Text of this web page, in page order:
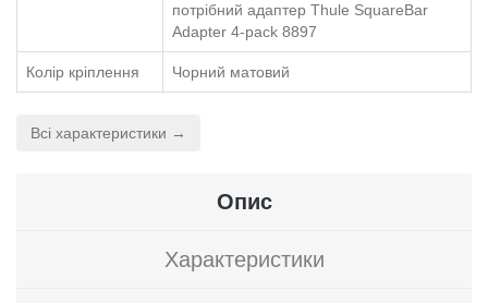
потрібний адаптер Thule SquareBar
Adapter 4-pack 8897
Колір кріплення Чорний матовий
Всі характеристики →
Опис
Характеристики